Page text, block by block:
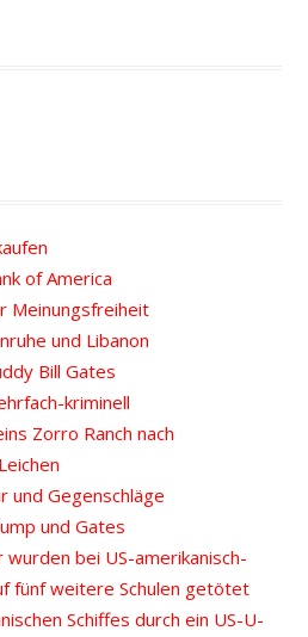
of America
Meinungsfreiheit
und Libanon
Bill Gates
kriminell
Zorro Ranch nach
und Gegenschläge
und Gates
bei US-amerikanisch-
fünf weitere Schulen getötet
Schiffes durch ein US-U-